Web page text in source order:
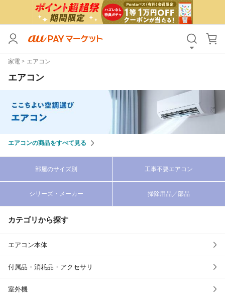
家電 エアコン
エアコン
エアコンの商品をすべて見る
部屋のサイズ別 工事不要エアコン
シリーズ・メーカー 掃除用品／部品
カテゴリから探す
エアコン本体
付属品・消耗品・アクセサリ
室外機
カテゴリ すべて
価格
支払い方法 すべて
その他の条件
送料無料 タイムセール
サンキュー配送対象 レビューキャンペーン
キーワード
除外ワード